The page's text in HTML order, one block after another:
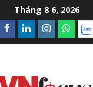
Tháng 8 6, 2026
Facebook
LinkedinInstagram